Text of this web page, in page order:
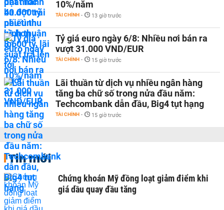
10%/năm
TÀI CHÍNH - 13 giờ trước
Tỷ giá euro ngày 6/8: Nhiều nơi bán ra
vượt 31.000 VND/EUR
TÀI CHÍNH - 15 giờ trước
Lãi thuần từ dịch vụ nhiều ngân hàng
tăng ba chữ số trong nửa đầu năm:
Techcombank dẫn đầu, Big4 tụt hạng
TÀI CHÍNH - 15 giờ trước
Tin mới
Chứng khoán Mỹ đồng loạt giảm điểm khi
giá dầu quay đầu tăng